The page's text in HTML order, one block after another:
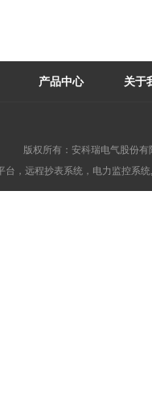
产品中心 关于
版权所有：安科瑞电气股份
台，远程抄表系统，电力监控系